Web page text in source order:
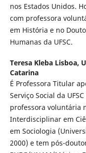
nos Estados Unidos.
com professora
em História e no
Humanas da UFSC.
Teresa Kleba Lisboa,
Catarina
É Professora Titular
Serviço Social da
professora voluntária
Interdisciplinar em
em Sociologia
2000) e tem pós-